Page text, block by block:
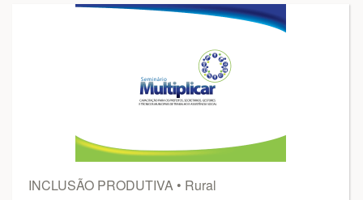
INCLUSÃO PRODUTIVA • Rural